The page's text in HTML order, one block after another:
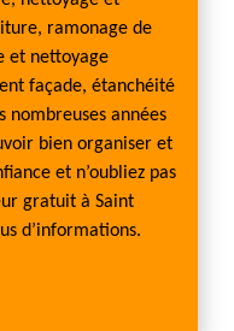
ramonage de
et nettoyage
façade, étanchéité
nombreuses années
bien organiser et
et n’oubliez pas
gratuit à Saint
d’informations.